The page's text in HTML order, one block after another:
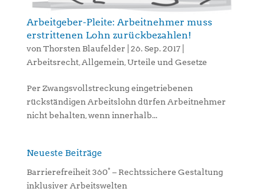
Arbeitgeber-Pleite: Arbeitnehmer muss
erstrittenen Lohn zurückbezahlen!
vonThorsten Blaufelder 26. Sep. 2017|
Arbeitsrecht,Allgemein,Urteile und Gesetze
Per Zwangsvollstreckung eingetriebenen
rückständigen Arbeitslohn dürfen Arbeitnehmer
nicht behalten, wenn innerhalb...
Neueste Beiträge
Barrierefreiheit 360° – Rechtssichere Gestaltung
inklusiver Arbeitswelten